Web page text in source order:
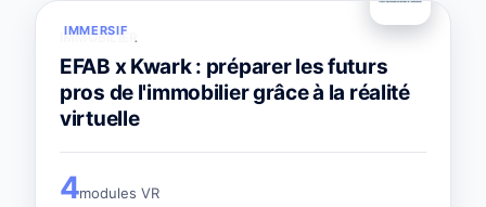
IMMERSIF
IMMOBILIER
EFAB x Kwark : préparer les futurs
pros de l'immobilier grâce à la réalité
virtuelle
4modules VR